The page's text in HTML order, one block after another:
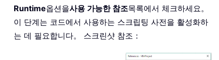
Runtime옵션을사용 가능한 참조목록에서 체크하세요。
이 단계는 코드에서 사용하는 스크립팅 사전을 활성화하
는 데 필요합니다。 스크린샷 참조：